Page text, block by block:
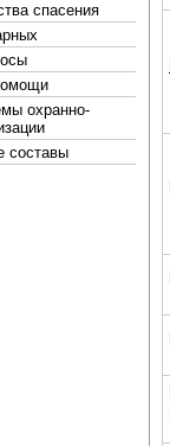
спасения
охранно-
составы